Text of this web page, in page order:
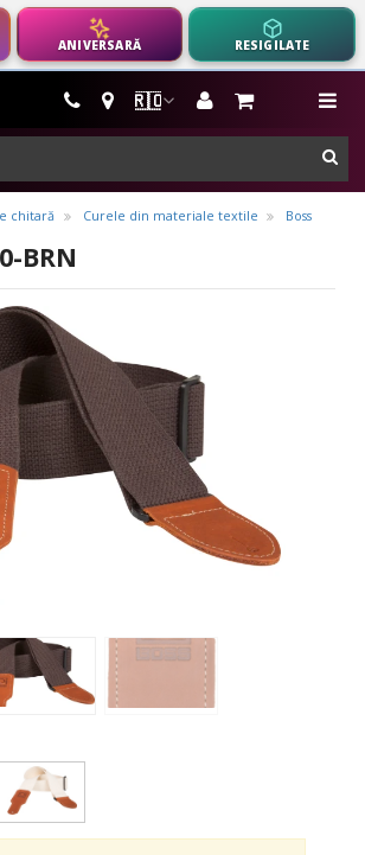
ANIVERSARĂ RESIGILATE
🇷🇴
chitară Curele din materiale textile Boss
BRN
BSC-
20-
BSC-
20-
NAT